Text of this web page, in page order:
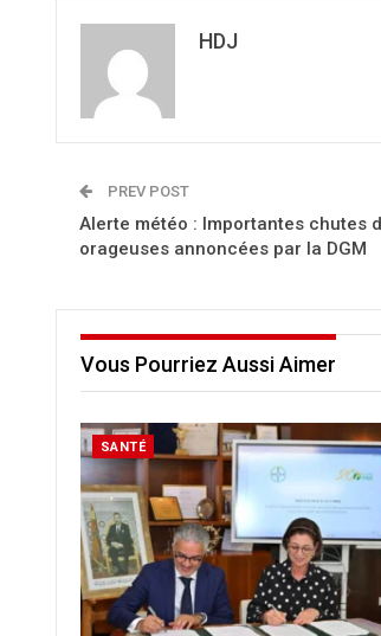
HDJ
PREV POST
Alerte météo : Importantes chutes
orageuses annoncées par la DGM
Vous Pourriez Aussi Aimer
SANTÉ